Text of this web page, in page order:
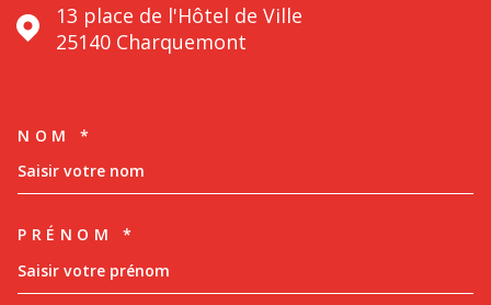
13 place de l'Hôtel de Ville
25140
Charquemont
NOM *
PRÉNOM *